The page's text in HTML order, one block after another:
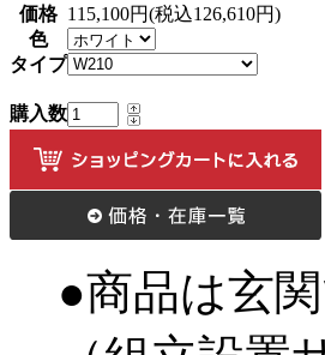
価格 115,100円(税込126,610円)
色
タイプ
購入数
●商品は玄